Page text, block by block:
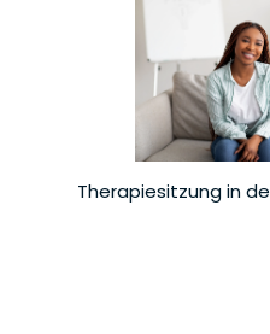
Therapiesitzung in